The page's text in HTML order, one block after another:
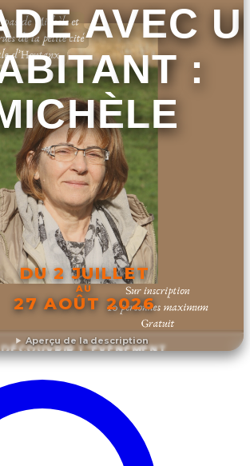
Aperçu de la description
AVEC
:
DU 2 JUILLET
AU
27 AOÛT 2026
DÉCOUVRIR L'ÉVÉNEMENT